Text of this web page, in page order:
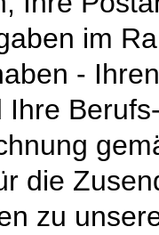
im
-
Ihre
die
zu